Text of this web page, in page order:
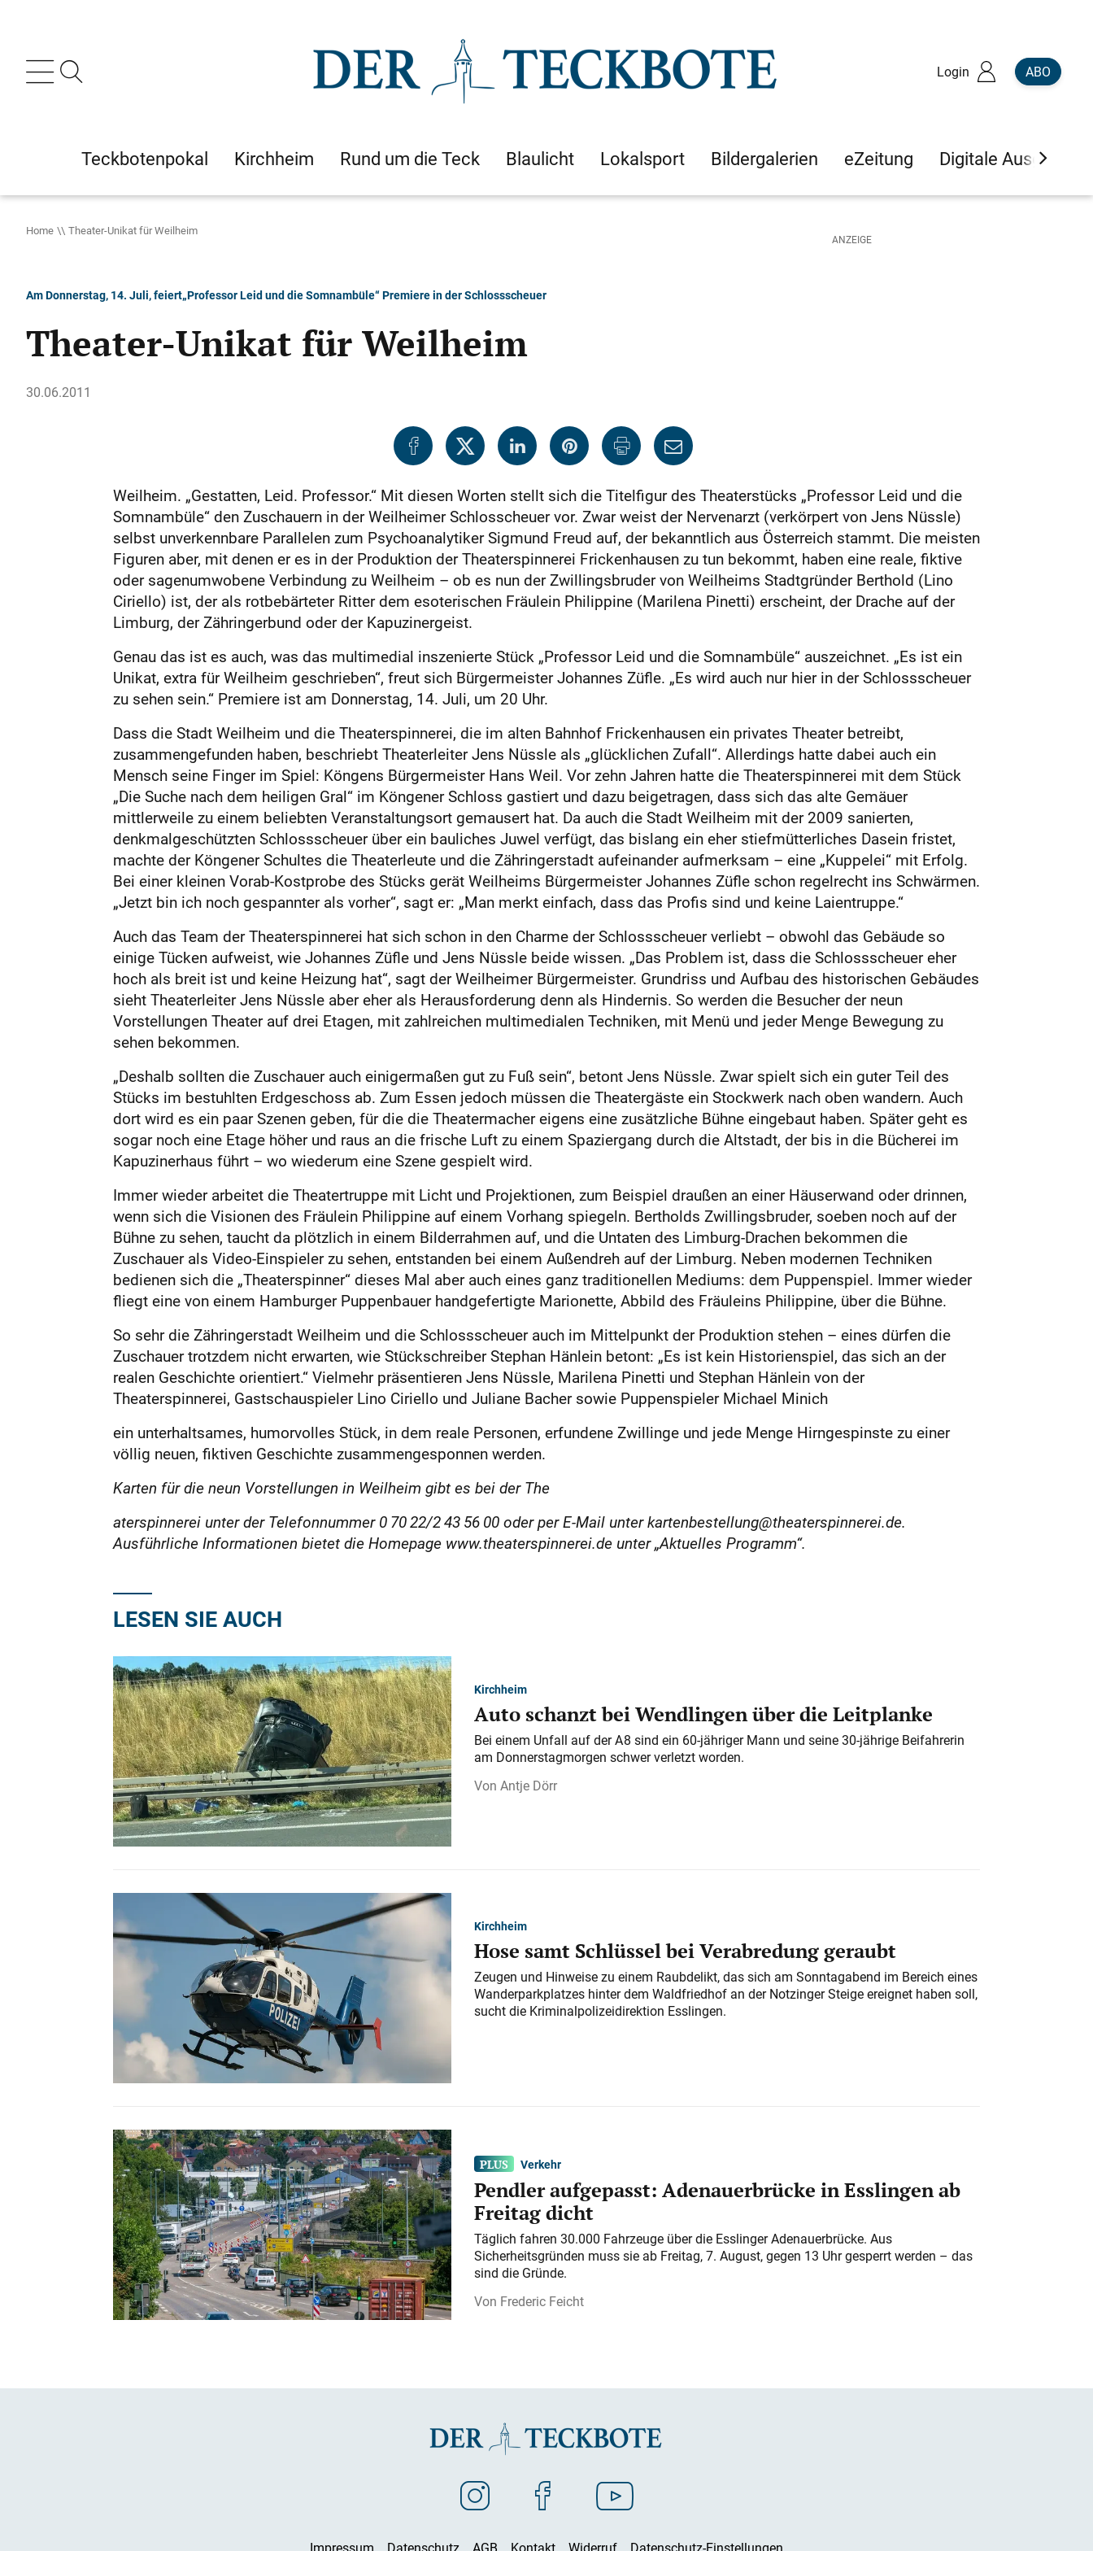
Login ABO
Teckbotenpokal Kirchheim Rund um die Teck Blaulicht Lokalsport Bildergalerien eZeitung Digitale Ausgaben
Home Theater-Unikat für Weilheim
Am Donnerstag, 14. Juli, feiert„Professor Leid und die Somnambüle“ Premiere in der Schlossscheuer
Theater-Unikat für Weilheim
30.06.2011
Weilheim. „Gestatten, Leid. Professor.“ Mit diesen Worten stellt sich die Titelfigur des Theaterstücks „Professor Leid und die
Somnambüle“ den Zuschauern in der Weilheimer Schlosscheuer vor. Zwar weist der Nervenarzt (verkörpert von Jens Nüssle)
selbst unverkennbare Para­llelen zum Psychoanalytiker Sigmund Freud auf, der bekanntlich aus Österreich stammt. Die meisten
Figuren aber, mit denen er es in der Produktion der Theaterspinnerei Frickenhausen zu tun bekommt, haben eine reale, fiktive
oder sagenumwobene Verbindung zu Weilheim – ob es nun der Zwillingsbruder von Weilheims Stadtgründer Berthold (Lino
Ciriello) ist, der als rotbebärteter Ritter dem esoterischen Fräulein Philippine (Marilena Pinetti) erscheint, der Drache auf der
Limburg, der Zähringerbund oder der Kapuzinergeist.
Genau das ist es auch, was das multimedial inszenierte Stück „Professor Leid und die Somnambüle“ auszeichnet. „Es ist ein
Unikat, extra für Weilheim geschrieben“, freut sich Bürgermeister Johannes Züfle. „Es wird auch nur hier in der Schlossscheuer
zu sehen sein.“ Premiere ist am Donnerstag, 14. Juli, um 20 Uhr.
Dass die Stadt Weilheim und die Theaterspinnerei, die im alten Bahnhof Frickenhausen ein privates Theater betreibt,
zusammengefunden haben, beschriebt Theaterleiter Jens Nüssle als „glücklichen Zufall“. Allerdings hatte dabei auch ein
Mensch seine Finger im Spiel: Köngens Bürgermeister Hans Weil. Vor zehn Jahren hatte die Theaterspinnerei mit dem Stück
„Die Suche nach dem heiligen Gral“ im Köngener Schloss gas­tiert und dazu beigetragen, dass sich das alte Gemäuer
mittlerweile zu einem beliebten Veranstaltungsort gemausert hat. Da auch die Stadt Weilheim mit der 2009 sanierten,
denkmalgeschützten Schlossscheuer über ein bauliches Juwel verfügt, das bislang ein eher stiefmütterliches Dasein fris­tet,
machte der Köngener Schultes die Theaterleute und die Zähringerstadt aufeinander aufmerksam – eine „Kuppelei“ mit Erfolg.
Bei einer kleinen Vorab-Kostprobe des Stücks gerät Weilheims Bürgermeister Johannes Züfle schon regelrecht ins Schwärmen.
„Jetzt bin ich noch gespannter als vorher“, sagt er: „Man merkt einfach, dass das Profis sind und keine Laientruppe.“
Auch das Team der Theaterspinnerei hat sich schon in den Charme der Schlossscheuer verliebt – obwohl das Gebäude so
einige Tücken aufweist, wie Johannes Züfle und Jens Nüssle beide wissen. „Das Problem ist, dass die Schlossscheuer eher
hoch als breit ist und keine Heizung hat“, sagt der Weilheimer Bürgermeis­ter. Grundriss und Aufbau des historischen Gebäudes
sieht Theaterleiter Jens Nüssle aber eher als Herausforderung denn als Hindernis. So werden die Besucher der neun
Vorstellungen Theater auf drei Etagen, mit zahlreichen multimedialen Techniken, mit Menü und jeder Menge Bewegung zu
sehen bekommen.
„Deshalb sollten die Zuschauer auch einigermaßen gut zu Fuß sein“, betont Jens Nüssle. Zwar spielt sich ein guter Teil des
Stücks im bestuhlten Erdgeschoss ab. Zum Essen jedoch müssen die Theatergäste ein Stockwerk nach oben wandern. Auch
dort wird es ein paar Szenen geben, für die die Theatermacher eigens eine zusätzliche Bühne eingebaut haben. Später geht es
sogar noch eine Etage höher und raus an die frische Luft zu einem Spaziergang durch die Altstadt, der bis in die Bücherei im
Kapuzinerhaus führt – wo wiederum eine Szene gespielt wird.
Immer wieder arbeitet die Theatertruppe mit Licht und Projektionen, zum Beispiel draußen an einer Häuserwand oder drinnen,
wenn sich die Visionen des Fräulein Philippine auf einem Vorhang spiegeln. Bertholds Zwillingsbruder, soeben noch auf der
Bühne zu sehen, taucht da plötzlich in einem Bilderrahmen auf, und die Untaten des Limburg-Drachen bekommen die
Zuschauer als Video-Einspieler zu sehen, entstanden bei einem Außendreh auf der Limburg. Neben modernen Techniken
bedienen sich die „Theaterspinner“ dieses Mal aber auch eines ganz traditionellen Mediums: dem Puppenspiel. Immer wieder
fliegt eine von einem Hamburger Puppenbauer handgefertigte Marionette, Abbild des Fräuleins Philippine, über die Bühne.
So sehr die Zähringerstadt Weilheim und die Schlossscheuer auch im Mittelpunkt der Produktion stehen – eines dürfen die
Zuschauer trotzdem nicht erwarten, wie Stückschreiber Stephan Hänlein betont: „Es ist kein Historienspiel, das sich an der
realen Geschichte orientiert.“ Vielmehr präsentieren Jens Nüssle, Marilena Pinetti und Stephan Hänlein von der
Theaterspinnerei, Gastschauspieler Lino Ciriello und Juliane Bacher sowie Puppenspieler Michael Minich
ein unterhaltsames, humorvolles Stück, in dem reale Personen, erfundene Zwillinge und jede Menge Hirngespinste zu einer
völlig neuen, fiktiven Geschichte zusammengesponnen werden.
Karten für die neun Vorstellungen in Weilheim gibt es bei der The
aterspinnerei unter der Telefonnummer 0 70 22/2 43 56 00 oder per E-Mail unter kartenbestellung@theaterspinnerei.de.
Ausführliche Informationen bietet die Homepage www.theaterspinnerei.de unter „Aktuelles Programm“.
LESEN SIE AUCH
Kirchheim
Auto schanzt bei Wendlingen über die Leitplanke
Bei einem Unfall auf der A 8 sind ein 60-jähriger Mann und seine 30-jährige Beifahrerin
am Donnerstagmorgen schwer verletzt worden.
Antje Dörr
Kirchheim
Hose samt Schlüssel bei Verabredung geraubt
Zeugen und Hinweise zu einem Raubdelikt, das sich am Sonntagabend im Bereich eines
Wanderparkplatzes hinter dem Waldfriedhof an der Notzinger Steige ereignet haben soll,
sucht die Kriminalpolizeidirektion Esslingen.
Verkehr
Pendler aufgepasst: Adenauerbrücke in Esslingen ab
Freitag dicht
Täglich fahren 30.000 Fahrzeuge über die Esslinger Adenauerbrücke. Aus
Sicherheitsgründen muss sie ab Freitag, 7. August, gegen 13 Uhr gesperrt werden – das
sind die Gründe.
Frederic Feicht
Impressum Datenschutz AGB Kontakt Widerruf Datenschutz-Einstellungen